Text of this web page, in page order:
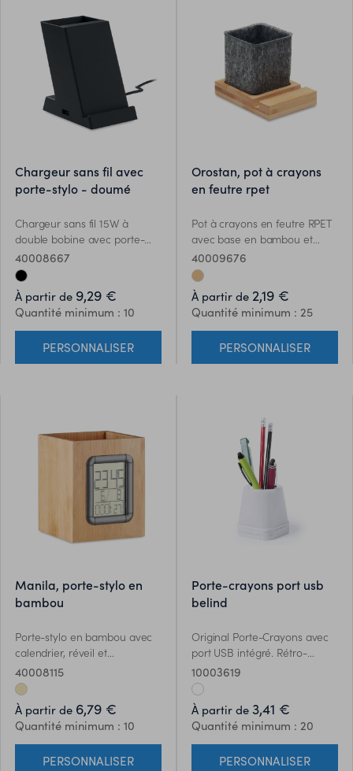
chargeur sans fil avec
porte-stylo - doumé
Chargeur sans fil 15W à
double bobine avec porte-
stylo en ABS - Doumé. Sortie :
9V/1.67A (15W) pour une
charge rapide. 1 sortie
d'alimentation sur port USB-A.
Compatible avec les derniers
Androïdes, iPhone® 8, X et
plus récents.
40008667
À partir de 9,29 €
Quantité minimum : 10
PERSONNALISER
orostan, pot à crayons
en feutre rpet
Pot à crayons en feutre RPET
avec base en bambou et
support pour téléphone
portable.
40009676
À partir de 2,19 €
Quantité minimum : 25
PERSONNALISER
manila, porte-stylo en
bambou
Porte-stylo en bambou avec
calendrier, réveil et
thermomètre. 2 piles incluses.
Le bambou est un produit
naturel, et présente de
légères variations de couleur,
de décoration et de tailles.
40008115
À partir de 6,79 €
Quantité minimum : 10
PERSONNALISER
porte-crayons port usb
belind
Original Porte-Crayons avec
port USB intégré. Rétro-
éclairé par lumière LED, avec
2 positions d´éclairage et
corps en couleur blanche
élégante pour faciliter le
marquage. Comprend 4 ports
USB 2.0. Présenté dans une
boîte individuelle.
10003619
À partir de 3,41 €
Quantité minimum : 20
PERSONNALISER